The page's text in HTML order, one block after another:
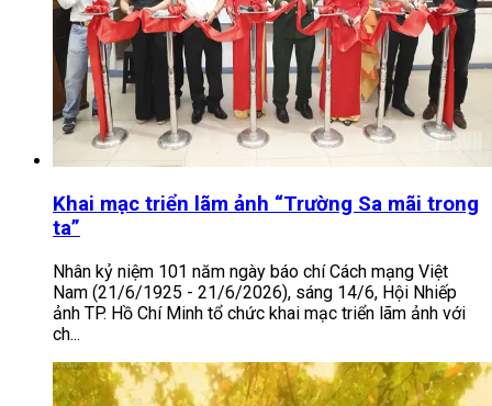
Khai mạc triển lãm ảnh “Trường Sa mãi trong
ta”
Nhân kỷ niệm 101 năm ngày báo chí Cách mạng Việt
Nam (21/6/1925 - 21/6/2026), sáng 14/6, Hội Nhiếp
ảnh TP. Hồ Chí Minh tổ chức khai mạc triển lãm ảnh với
ch...